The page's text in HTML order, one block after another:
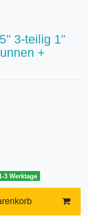
3-teilig 1"
+
3 Werktage